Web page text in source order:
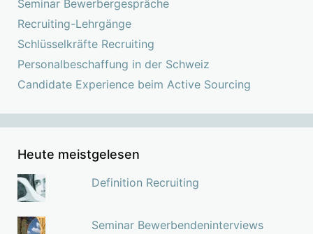
Seminar Bewerbergespräche
Recruiting-Lehrgänge
Schlüsselkräfte Recruiting
Personalbeschaffung in der Schweiz
Candidate Experience beim Active Sourcing
Heute meistgelesen
Definition Recruiting
Seminar Bewerbendeninterviews